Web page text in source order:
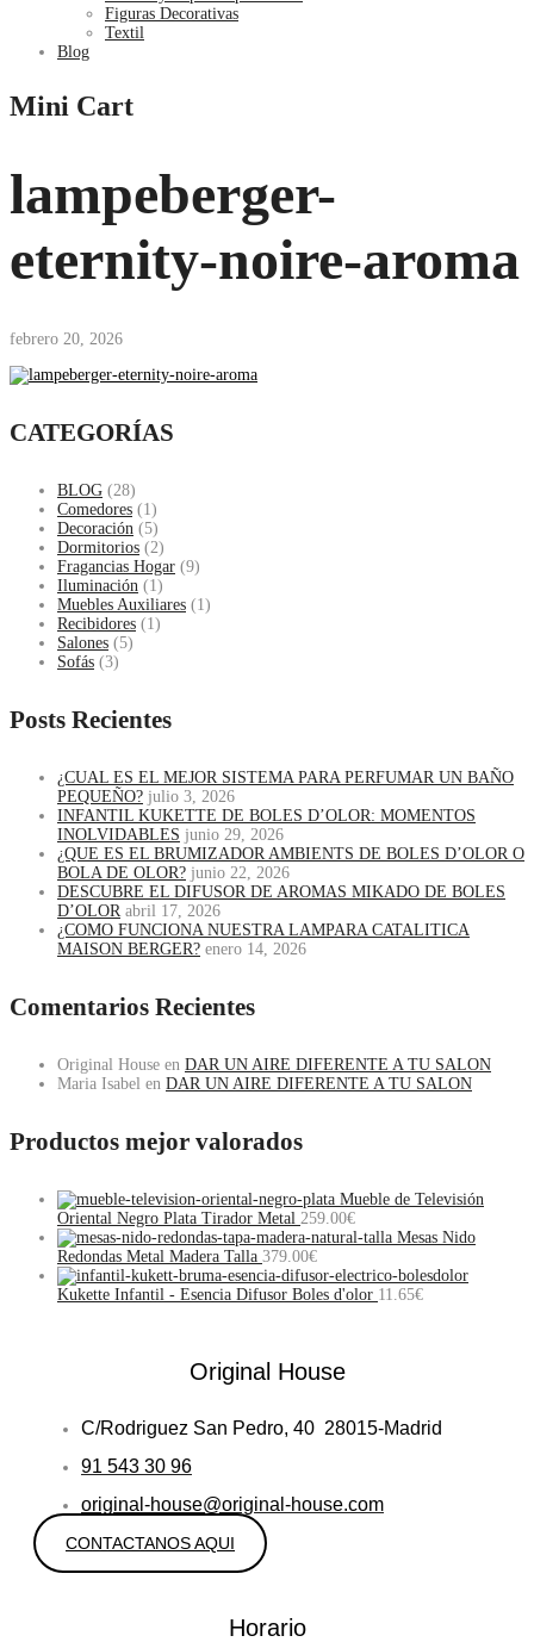
Figuras Decorativas
Textil
Blog
Mini Cart
lampeberger-
eternity-noire-aroma
febrero 20, 2026
CATEGORÍAS
BLOG (28)
Comedores (1)
Decoración (5)
Dormitorios (2)
Fragancias Hogar (9)
Iluminación (1)
Muebles Auxiliares (1)
Recibidores (1)
Salones (5)
Sofás (3)
Posts Recientes
¿CUAL ES EL MEJOR SISTEMA PARA PERFUMAR UN BAÑO
PEQUEÑO? julio 3, 2026
INFANTIL KUKETTE DE BOLES D’OLOR: MOMENTOS
INOLVIDABLES junio 29, 2026
¿QUE ES EL BRUMIZADOR AMBIENTS DE BOLES D’OLOR O
BOLA DE OLOR? junio 22, 2026
DESCUBRE EL DIFUSOR DE AROMAS MIKADO DE BOLES
D’OLOR abril 17, 2026
¿COMO FUNCIONA NUESTRA LAMPARA CATALITICA
MAISON BERGER? enero 14, 2026
Comentarios Recientes
Original House en DAR UN AIRE DIFERENTE A TU SALON
Maria Isabel en DAR UN AIRE DIFERENTE A TU SALON
Productos mejor valorados
Mueble de Televisión
Oriental Negro Plata Tirador Metal 259.00€
Mesas Nido
Redondas Metal Madera Talla 379.00€
Kukette Infantil - Esencia Difusor Boles d'olor 11.65€
Original House
C/Rodriguez San Pedro, 40 28015-Madrid
91 543 30 96
original-house@original-house.com
CONTACTANOS AQUI
Horario